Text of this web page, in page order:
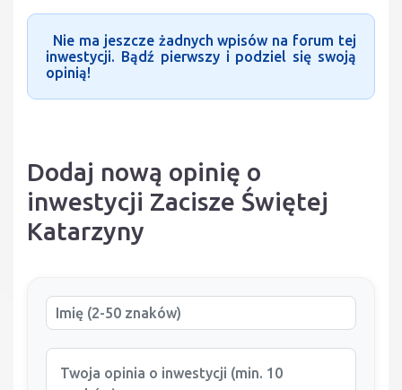
Nie ma jeszcze żadnych wpisów na forum tej
inwestycji. Bądź pierwszy i podziel się swoją
opinią!
Dodaj nową opinię o
inwestycji Zacisze Świętej
Katarzyny